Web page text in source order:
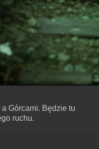
Górcami. Będzie tu
ruchu.